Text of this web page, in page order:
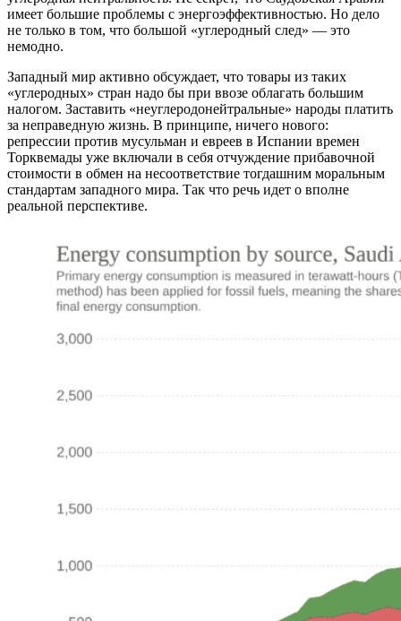
имеет большие проблемы с энергоэффективностью. Но дело
не только в том, что большой «углеродный след» — это
немодно.
Западный мир активно обсуждает, что товары из таких
«углеродных» стран надо бы при ввозе облагать большим
налогом. Заставить «неуглеродонейтральные» народы платить
за неправедную жизнь. В принципе, ничего нового:
репрессии против мусульман и евреев в Испании времен
Торквемады уже включали в себя отчуждение прибавочной
стоимости в обмен на несоответствие тогдашним моральным
стандартам западного мира. Так что речь идет о вполне
реальной перспективе.